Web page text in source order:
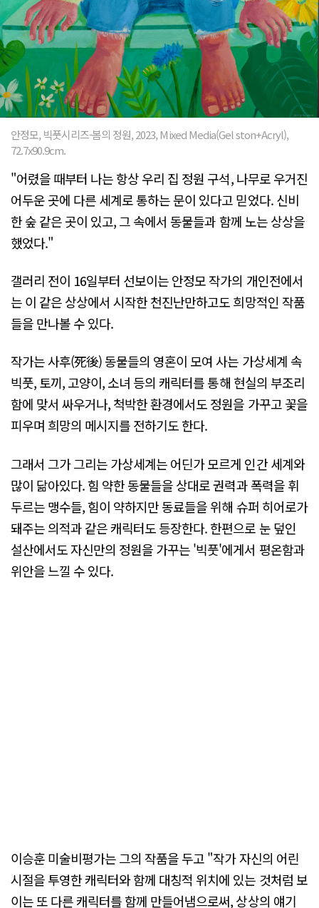
안정모, 빅풋시리즈-봄의 정원, 2023, Mixed Media(Gel ston+Acryl),
72.7x90.9cm.
"어렸을 때부터 나는 항상 우리 집 정원 구석, 나무로 우거진
어두운 곳에 다른 세계로 통하는 문이 있다고 믿었다. 신비
한 숲 같은 곳이 있고, 그 속에서 동물들과 함께 노는 상상을
했었다."
갤러리 전이 16일부터 선보이는 안정모 작가의 개인전에서
는 이 같은 상상에서 시작한 천진난만하고도 희망적인 작품
들을 만나볼 수 있다.
작가는 사후(死後) 동물들의 영혼이 모여 사는 가상세계 속
빅풋, 토끼, 고양이, 소녀 등의 캐릭터를 통해 현실의 부조리
함에 맞서 싸우거나, 척박한 환경에서도 정원을 가꾸고 꽃을
피우며 희망의 메시지를 전하기도 한다.
그래서 그가 그리는 가상세계는 어딘가 모르게 인간 세계와
많이 닮아있다. 힘 약한 동물들을 상대로 권력과 폭력을 휘
두르는 맹수들, 힘이 약하지만 동료들을 위해 슈퍼 히어로가
돼주는 의적과 같은 캐릭터도 등장한다. 한편으로 눈 덮인
설산에서도 자신만의 정원을 가꾸는 '빅풋'에게서 평온함과
위안을 느낄 수 있다.
이승훈 미술비평가는 그의 작품을 두고 "작가 자신의 어린
시절을 투영한 캐릭터와 함께 대칭적 위치에 있는 것처럼 보
이는 또 다른 캐릭터를 함께 만들어냄으로써, 상상의 얘기